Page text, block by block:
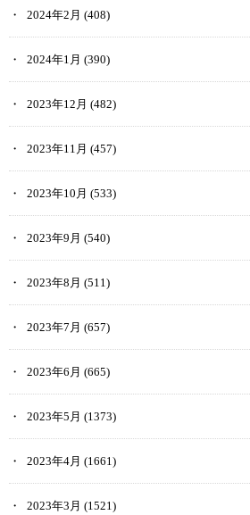
2024年2月 (408)
2024年1月 (390)
2023年12月 (482)
2023年11月 (457)
2023年10月 (533)
2023年9月 (540)
2023年8月 (511)
2023年7月 (657)
2023年6月 (665)
2023年5月 (1373)
2023年4月 (1661)
2023年3月 (1521)